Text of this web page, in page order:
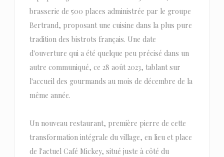
brasserie de 500 places administrée par le groupe
Bertrand, proposant une cuisine dans la plus pure
tradition des bistrots français. Une date
d'ouverture qui a été quelque peu précisé dans un
autre communiqué, ce 28 août 2023, tablant sur
l'accueil des gourmands au mois de décembre de la
même année.
Un nouveau restaurant, première pierre de cette
transformation intégrale du village, en lieu et place
de l'actuel Café Mickey, situé juste à côté du